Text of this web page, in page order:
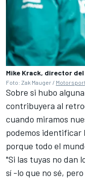
Mike Krack, director del
Foto: Zak Mauger /
Sobre si hubo
contribuyera al
cuando miramos
podemos identificar
porque todo el
"Si las tuyas no dan
sí -lo que no sé,